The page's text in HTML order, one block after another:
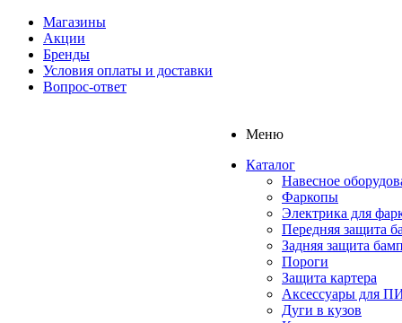
Магазины
Акции
Бренды
Условия оплаты и доставки
Вопрос-ответ
Меню
Каталог
Навесное
Фаркопы
Электрика для
Передняя защита
Задняя защита
Пороги
Защита картера
Аксессуары для
Дуги в кузов